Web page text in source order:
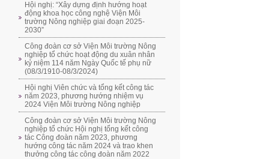
Hội nghị: “Xây dựng định hướng hoạt
động khoa học công nghệ Viện Môi
trường Nông nghiệp giai đoạn 2025-
2030”
Công đoàn cơ sở Viện Môi trường Nông
nghiệp tổ chức hoạt động du xuân nhân
kỷ niệm 114 năm Ngày Quốc tế phụ nữ
(08/3/1910-08/3/2024)
Hội nghị Viên chức và tổng kết công tác
năm 2023, phương hướng nhiệm vụ
2024 Viện Môi trường Nông nghiệp
Công đoàn cơ sở Viện Môi trường Nông
nghiệp tổ chức Hội nghị tổng kết công
tác Công đoàn năm 2023, phương
hướng công tác năm 2024 và trao khen
thưởng công tác công đoàn năm 2022